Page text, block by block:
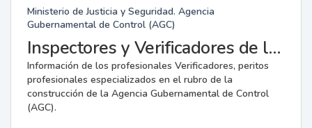
Ministerio de Justicia y Seguridad. Agencia
Gubernamental de Control (AGC)
Inspectores y Verificadores de la AGC
Información de los profesionales Verificadores, peritos
profesionales especializados en el rubro de la
construcción de la Agencia Gubernamental de Control
(AGC).